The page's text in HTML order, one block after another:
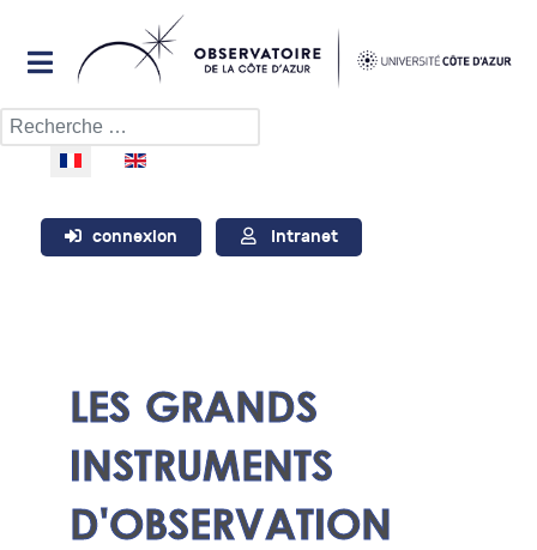
Rechercher
Sélectionnez votre langue
connexion Intranet
LES GRANDS
INSTRUMENTS
D'OBSERVATION